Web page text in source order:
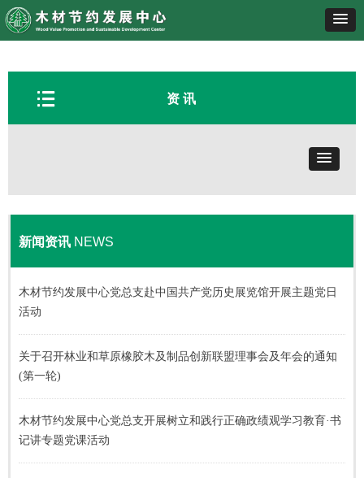
新闻资讯 NEWS
木材节约发展中心党总支赴中国共产党历史展览馆开展主题党日
活动
关于召开林业和草原橡胶木及制品创新联盟理事会及年会的通知
(第一轮)
木材节约发展中心党总支开展树立和践行正确政绩观学习教育·书
记讲专题党课活动
资 讯
뀑